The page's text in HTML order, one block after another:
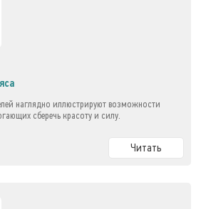
наглядно иллюстрируют возможности
сберечь красоту и силу.
Читать